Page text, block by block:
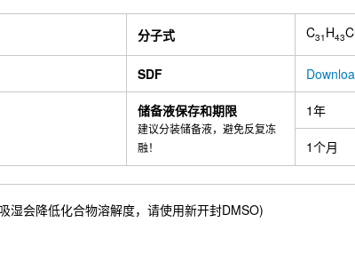
分子式 C31 H43
SDF
储备液保存和期限
建议分装储备液，避免反复冻
融！
1年
1个月
会降低化合物溶解度，请使用新开封DMSO)